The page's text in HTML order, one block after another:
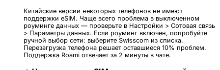
Китайские версии некоторых телефонов не имеют
поддержки eSIM. Чаще всего проблема в выключенном
роуминге данных — проверьте в Настройки > Сотовая связь
> Параметры данных. Если роуминг включен, попробуйте
ручной выбор сети: выберите Swisscom из списка.
Перезагрузка телефона решает оставшиеся 10% проблем.
Поддержка Roami отвечает за 2 минуты в чате.